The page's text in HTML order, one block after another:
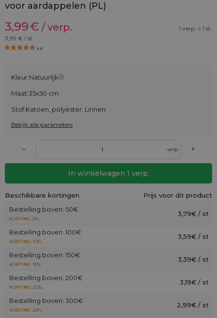
voor aardappelen (PL)
3,99€ / verp.
1 verp. = 1 st.
3,99 € / st.
5.0
Kleur:Natuurlijk
Maat:35x50 cm
Stof:Katoen, polyester, Linnen
Bekijk alle parameters
– verp. +
In winkelwagen 1 verp.
Beschikbare kortingen
Prijs voor dit product
Bestelling boven: 50€
KORTING 5%
3,79€ / st
Bestelling boven: 100€
KORTING 10%
3,59€ / st
Bestelling boven: 150€
KORTING 15%
3,39€ / st
Bestelling boven: 200€
KORTING 20%
3,19€ / st
Bestelling boven: 300€
KORTING 25%
2,99€ / st